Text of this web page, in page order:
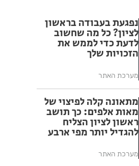
נפגעת בעבודה בראשון
לציון? כל מה שחשוב
לדעת כדי לממש את
הזכויות שלך
מערכת האתר
מתאונה קלה לפיצוי של
מאות אלפים: כך תושב
ראשון לציון הצליח
להגדיל יותר מפי ארבע
הביטוח
מערכת האתר